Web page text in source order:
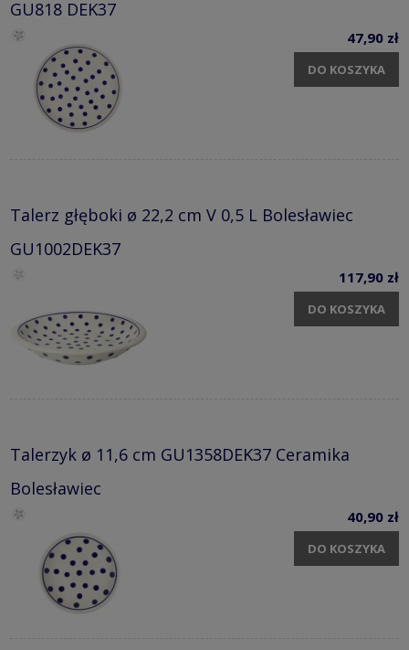
GU818 DEK37
47,90 zł
DO KOSZYKA
Talerz głęboki ø 22,2 cm V 0,5 L Bolesławiec
GU1002DEK37
117,90 zł
DO KOSZYKA
Talerzyk ø 11,6 cm GU1358DEK37 Ceramika
Bolesławiec
40,90 zł
DO KOSZYKA